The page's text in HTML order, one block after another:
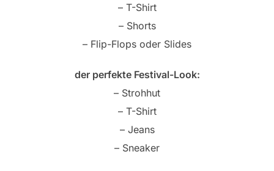
– T-Shirt
– Shorts
– Flip-Flops oder Slides
der perfekte Festival-Look:
– Strohhut
– T-Shirt
– Jeans
– Sneaker